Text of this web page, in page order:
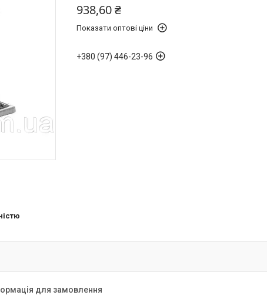
938,60 ₴
Показати оптові ціни
+380 (97) 446-23-96
для замовлення